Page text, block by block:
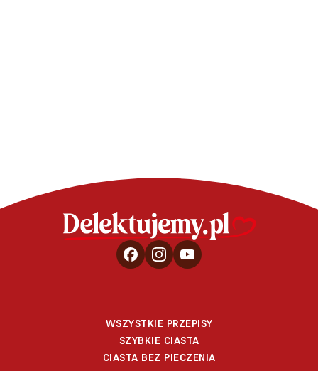
WSZYSTKIE PRZEPISY
SZYBKIE CIASTA
CIASTA BEZ PIECZENIA